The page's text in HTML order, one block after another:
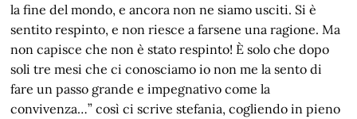
la fine del mondo, e ancora non ne siamo usciti. Si è
sentito respinto, e non riesce a farsene una ragione. Ma
non capisce che non è stato respinto! È solo che dopo
soli tre mesi che ci conosciamo io non me la sento di
fare un passo grande e impegnativo come la
convivenza…” così ci scrive stefania, cogliendo in pieno